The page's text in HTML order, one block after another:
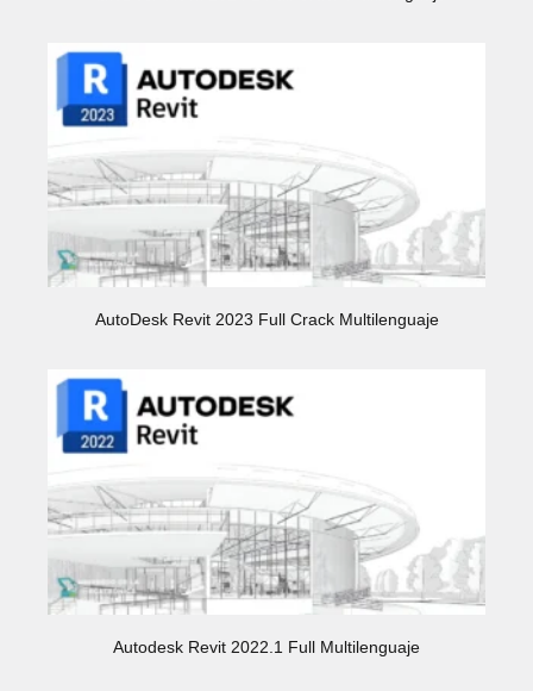
AutoDesk Revit 2023 Full Crack Multilenguaje
Autodesk Revit 2022.1 Full Multilenguaje